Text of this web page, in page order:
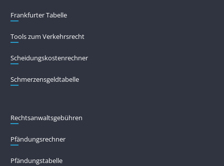
Frankfurter Tabelle
Tools zum Verkehrsrecht
Scheidungskostenrechner
Schmerzensgeldtabelle
Rechtsanwaltsgebühren
Pfändungs­rechner
Pfändungs­tabelle